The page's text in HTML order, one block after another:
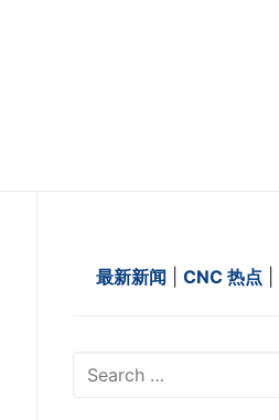
最新新闻 CNC 热点
Search